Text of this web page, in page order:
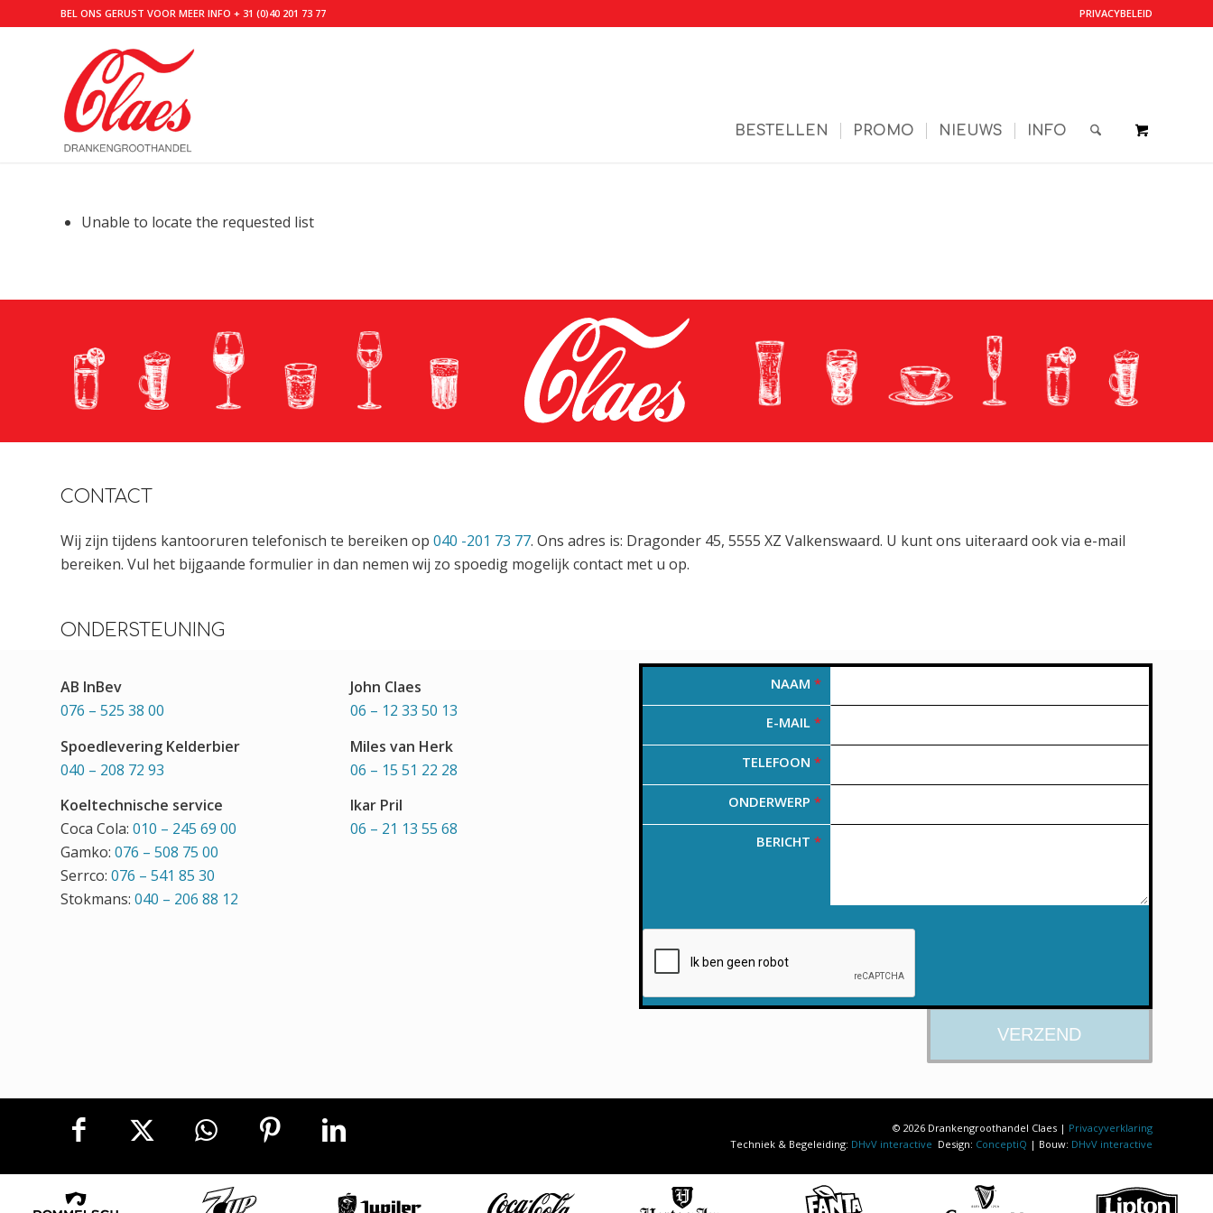
PRIVACYBELEID
BEL ONS GERUST VOOR MEER INFO + 31 (0)40 201 73 77
BESTELLEN PROMO NIEUWS INFO
Unable to locate the requested list
CONTACT
Wij zijn tijdens kantooruren telefonisch te bereiken op 040 -201 73 77. Ons adres is: Dragonder 45, 5555 XZ Valkenswaard. U kunt ons uiteraard ook via e-mail
bereiken. Vul het bijgaande formulier in dan nemen wij zo spoedig mogelijk contact met u op.
ONDERSTEUNING
AB InBev
076 – 525 38 00
Spoedlevering Kelderbier
040 – 208 72 93
Koeltechnische service
Coca Cola: 010 – 245 69 00
Gamko: 076 – 508 75 00
Serrco: 076 – 541 85 30
Stokmans: 040 – 206 88 12
John Claes
06 – 12 33 50 13
Miles van Herk
06 – 15 51 22 28
Ikar Pril
06 – 21 13 55 68
NAAM *
E-MAIL *
TELEFOON *
ONDERWERP *
BERICHT *
© 2026 Drankengroothandel Claes | Privacyverklaring
Techniek & Begeleiding: DHvV interactive Design: ConceptiQ | Bouw: DHvV interactive